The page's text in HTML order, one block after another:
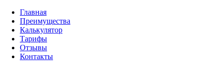
Главная
Преимущества
Калькулятор
Тарифы
Отзывы
Контакты